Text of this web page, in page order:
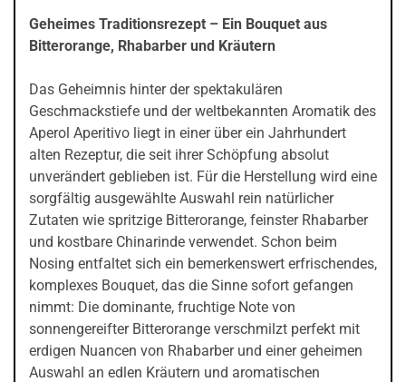
Geheimes Traditionsrezept – Ein Bouquet aus
Bitterorange, Rhabarber und Kräutern
Das Geheimnis hinter der spektakulären
Geschmackstiefe und der weltbekannten Aromatik des
Aperol Aperitivo liegt in einer über ein Jahrhundert
alten Rezeptur, die seit ihrer Schöpfung absolut
unverändert geblieben ist. Für die Herstellung wird eine
sorgfältig ausgewählte Auswahl rein natürlicher
Zutaten wie spritzige Bitterorange, feinster Rhabarber
und kostbare Chinarinde verwendet. Schon beim
Nosing entfaltet sich ein bemerkenswert erfrischendes,
komplexes Bouquet, das die Sinne sofort gefangen
nimmt: Die dominante, fruchtige Note von
sonnengereifter Bitterorange verschmilzt perfekt mit
erdigen Nuancen von Rhabarber und einer geheimen
Auswahl an edlen Kräutern und aromatischen